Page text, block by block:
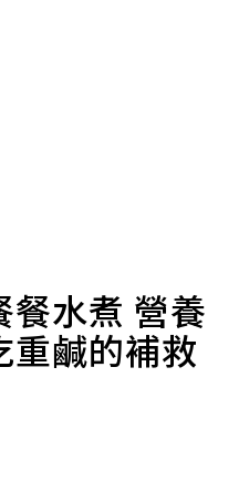
餐水煮 營養
重鹹的補救